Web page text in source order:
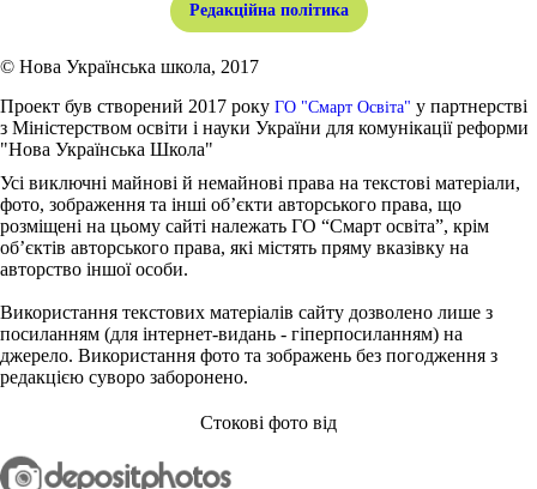
Редакційна політика
© Нова Українська школа, 2017
Проект був створений 2017 року ГО "Смарт Освіта" у партнерстві
з Міністерством освіти і науки України для комунікації реформи
"Нова Українська Школа"
Усі виключні майнові й немайнові права на текстові матеріали,
фото, зображення та інші об’єкти авторського права, що
розміщені на цьому сайті належать ГО “Смарт освіта”, крім
об’єктів авторського права, які містять пряму вказівку на
авторство іншої особи.
Використання текстових матеріалів сайту дозволено лише з
посиланням (для інтернет-видань - гіперпосиланням) на
джерело. Використання фото та зображень без погодження з
редакцією суворо заборонено.
Стокові фото від